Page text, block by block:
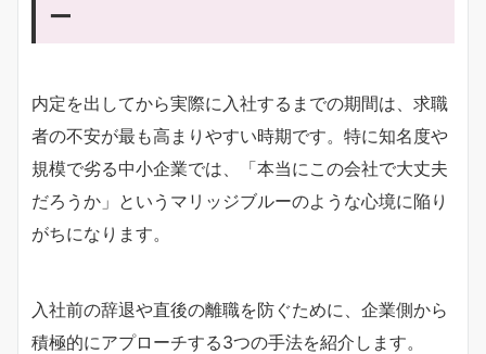
ー
内定を出してから実際に入社するまでの期間は、求職
者の不安が最も高まりやすい時期です。特に知名度や
規模で劣る中小企業では、「本当にこの会社で大丈夫
だろうか」というマリッジブルーのような心境に陥り
がちになります。
入社前の辞退や直後の離職を防ぐために、企業側から
積極的にアプローチする3つの手法を紹介します。